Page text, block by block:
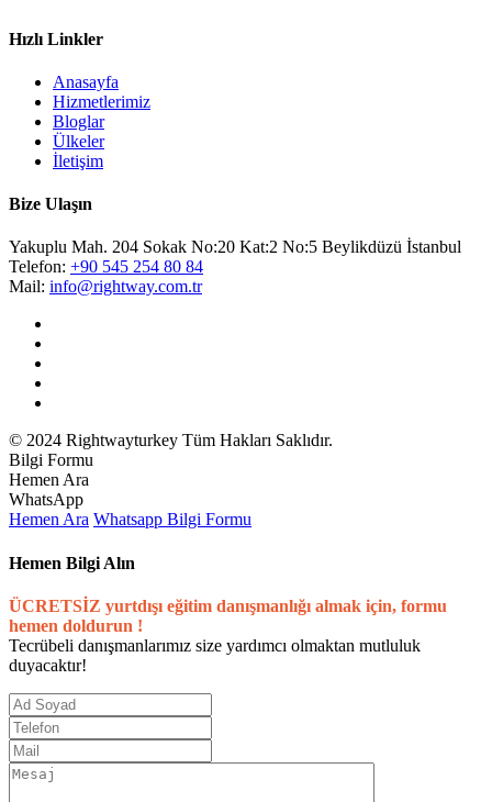
Hızlı Linkler
Anasayfa
Hizmetlerimiz
Bloglar
Ülkeler
İletişim
Bize Ulaşın
Yakuplu Mah. 204 Sokak No:20 Kat:2 No:5 Beylikdüzü İstanbul
Telefon: +90 545 254 80 84
Mail: info@rightway.com.tr
© 2024 Rightwayturkey Tüm Hakları Saklıdır.
Bilgi Formu
Hemen Ara
WhatsApp
Hemen Ara Whatsapp Bilgi Formu
Hemen Bilgi Alın
ÜCRETSİZ yurtdışı eğitim danışmanlığı almak için, formu
hemen doldurun !
Tecrübeli danışmanlarımız size yardımcı olmaktan mutluluk
duyacaktır!